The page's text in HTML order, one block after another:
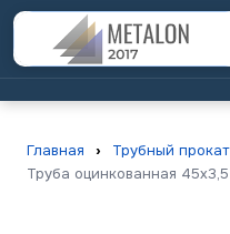
Главная › Трубный прокат
Труба оцинкованная 45х3,5